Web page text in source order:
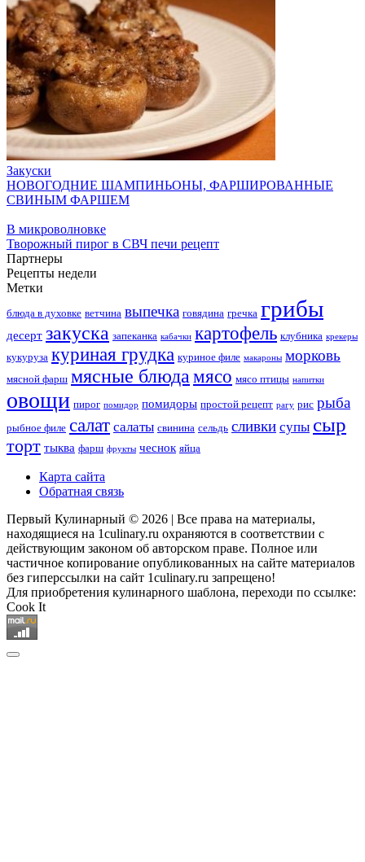
Закуски
НОВОГОДНИЕ ШАМПИНЬОНЫ, ФАРШИРОВАННЫЕ
СВИНЫМ ФАРШЕМ
В микроволновке
Творожный пирог в СВЧ печи рецепт
Партнеры
Рецепты недели
Метки
блюда в духовке ветчина выпечка говядина гречка грибы
десерт закуска запеканка кабачки картофель клубника крекеры
кукуруза куриная грудка куриное филе макароны морковь
мясной фарш мясные блюдамясо мясо птицы напитки
овощи пирог помидор помидоры простой рецепт рагу рис рыба
рыбное филе салат салаты свинина сельдь сливки супы сыр
торт тыква фарш фрукты чеснок яйца
Карта сайта
Обратная связь
Первый Кулинарный © 2026 | Все права на материалы,
находящиеся на 1culinary.ru охраняются в соответствии с
действующим законом об авторском праве. Полное или
частичное копирование опубликованных на сайте материалов
без гиперссылки на сайт 1culinary.ru запрещено!
Для приобретения кулинарного шаблона, переходи по ссылке:
Cook It